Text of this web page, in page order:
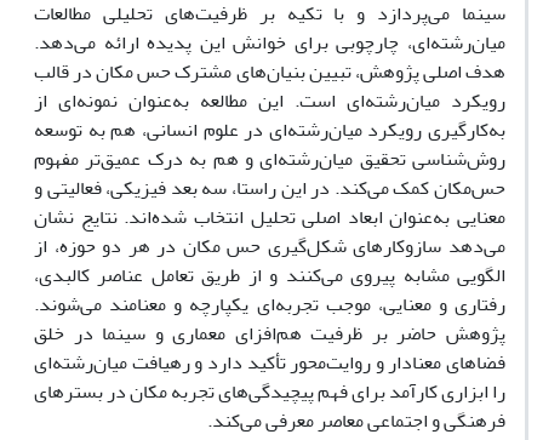
سینما می‌پردازد و با تکیه بر ظرفیت‌های تحلیلی مطالعات
میان‌رشته‌ای، چارچوبی برای خوانش این پدیده ارائه می‌دهد.
هدف اصلی پژوهش، تبیین بنیان‌های مشترک حس مکان در قالب
رویکرد میان‌رشته‌ای است. این مطالعه به‌عنوان نمونه‌ای از
به‌کارگیری رویکرد میان‌رشته‌ای در علوم انسانی، هم به توسعه
روش‌شناسی تحقیق میان‌رشته‌ای و هم به درک عمیق‌تر مفهوم
حس‌مکان کمک می‌کند. در این راستا، سه بعد فیزیکی، فعالیتی و
معنایی به‌عنوان ابعاد اصلی تحلیل انتخاب شده‌اند. نتایج نشان
می‌دهد سازوکارهای شکل‌گیری حس مکان در هر دو حوزه، از
الگویی مشابه پیروی می‌کنند و از طریق تعامل عناصر کالبدی،
رفتاری و معنایی، موجب تجربه‌ای یکپارچه و معنامند می‌شوند.
پژوهش حاضر بر ظرفیت هم‌افزای معماری و سینما در خلق
فضاهای معنادار و روایت‌محور تأکید دارد و رهیافت میان‌رشته‌ای
را ابزاری کارآمد برای فهم پیچیدگی‌های تجربه‌ مکان در بسترهای
فرهنگی و اجتماعی معاصر معرفی می‌کند.